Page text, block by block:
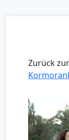
Zurück